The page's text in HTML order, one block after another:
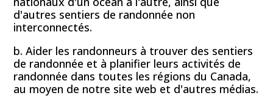
d'autres sentiers de randonnée non
interconnectés.
b. Aider les randonneurs à trouver des sentiers
de randonnée et à planifier leurs activités de
randonnée dans toutes les régions du Canada,
au moyen de notre site web et d'autres médias.